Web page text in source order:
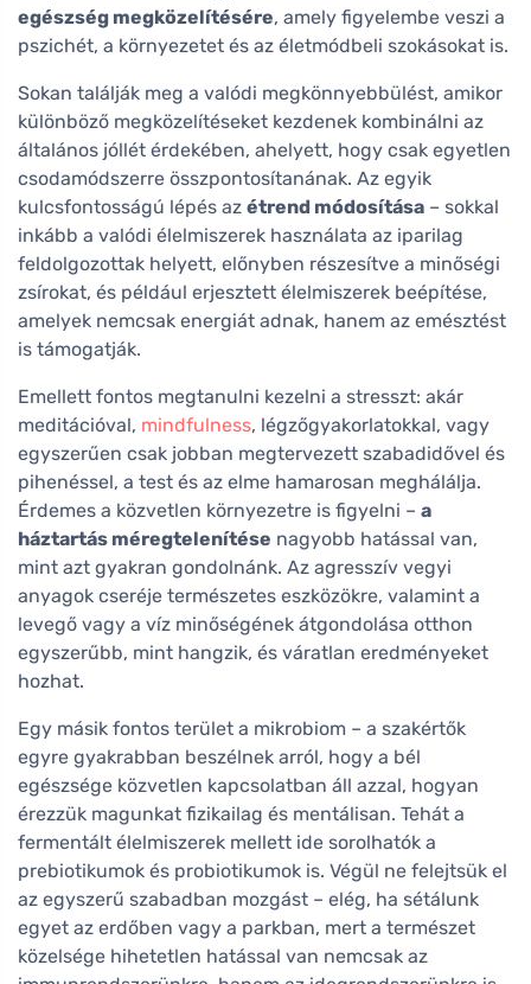
egészség megközelítésére, amely figyelembe veszi a
pszichét, a környezetet és az életmódbeli szokásokat is.
Sokan találják meg a valódi megkönnyebbülést, amikor
különböző megközelítéseket kezdenek kombinálni az
általános jóllét érdekében, ahelyett, hogy csak egyetlen
csodamódszerre összpontosítanának. Az egyik
kulcsfontosságú lépés az étrend módosítása – sokkal
inkább a valódi élelmiszerek használata az iparilag
feldolgozottak helyett, előnyben részesítve a minőségi
zsírokat, és például erjesztett élelmiszerek beépítése,
amelyek nemcsak energiát adnak, hanem az emésztést
is támogatják.
Emellett fontos megtanulni kezelni a stresszt: akár
meditációval, mindfulness, légzőgyakorlatokkal, vagy
egyszerűen csak jobban megtervezett szabadidővel és
pihenéssel, a test és az elme hamarosan meghálálja.
Érdemes a közvetlen környezetre is figyelni – a
háztartás méregtelenítése nagyobb hatással van,
mint azt gyakran gondolnánk. Az agresszív vegyi
anyagok cseréje természetes eszközökre, valamint a
levegő vagy a víz minőségének átgondolása otthon
egyszerűbb, mint hangzik, és váratlan eredményeket
hozhat.
Egy másik fontos terület a mikrobiom – a szakértők
egyre gyakrabban beszélnek arról, hogy a bél
egészsége közvetlen kapcsolatban áll azzal, hogyan
érezzük magunkat fizikailag és mentálisan. Tehát a
fermentált élelmiszerek mellett ide sorolhatók a
prebiotikumok és probiotikumok is. Végül ne felejtsük el
az egyszerű szabadban mozgást – elég, ha sétálunk
egyet az erdőben vagy a parkban, mert a természet
közelsége hihetetlen hatással van nemcsak az